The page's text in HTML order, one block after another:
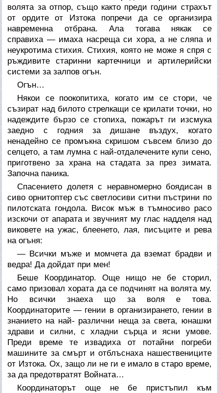
волята за отпор, също както преди години страхът
от ордите от Изтока попречи да се организира
навременна отбрана. Ала тогава някак се
справиха — имаха насреща си хора, а не сляпа и
неукротима стихия. Стихия, която не може я спря с
ръждивите старинни картечници и артилерийски
системи за залпов огън.
Огън…
Някои се поокопитиха, когато им се стори, че
съзират над билото стрелкащи се крилати точки, но
надеждите бързо се стопиха, пожарът ги изсмука
заедно с годния за дишане въздух, когато
ненадейно се промъкна скришом съвсем близо до
селцето, а там лумна с най-отдалечените купи сено,
приготвено за храна на стадата за през зимата.
Започна паника.
Спасението долетя с неравномерно боядисан в
сиво орнитоптер със светлосиви ситни пъстрини по
пилотската гондола. Висок мъж в тъмносиво расо
изскочи от апарата и звучният му глас надделя над
виковете на ужас, блеенето, лая, писъците и рева
на огъня:
— Всички мъже и момчета да вземат брадви и
ведра! Да дойдат при мен!
Беше Координатор. Още нищо не бе сторил,
само призовал хората да се подчинят на волята му.
Но всички знаеха що за воля е това.
Координаторите — гении в организирането, гении в
знанието на най- различни неща за света, юнашки
здрави и силни, с хладни сърца и ясни умове.
Преди време те извадиха от потайни погреби
машините за смърт и отблъснаха нашествениците
от Изтока. Ох, защо ли не ги е имало в старо време,
за да предотвратят Войната…
Координаторът още не бе пристъпил към